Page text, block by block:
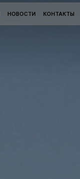
НОВОСТИ КОНТАКТЫ